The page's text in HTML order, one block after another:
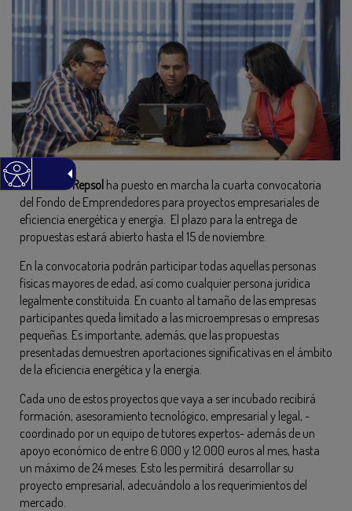
Fundación Repsol ha puesto en marcha la cuarta convocatoria
del Fondo de Emprendedores para proyectos empresariales de
eficiencia energética y energía. El plazo para la entrega de
propuestas estará abierto hasta el 15 de noviembre.
En la convocatoria podrán participar todas aquellas personas
físicas mayores de edad, así como cualquier persona jurídica
legalmente constituida. En cuanto al tamaño de las empresas
participantes queda limitado a las microempresas o empresas
pequeñas. Es importante, además, que las propuestas
presentadas demuestren aportaciones significativas en el ámbito
de la eficiencia energética y la energía.
Cada uno de estos proyectos que vaya a ser incubado recibirá
formación, asesoramiento tecnológico, empresarial y legal, -
coordinado por un equipo de tutores expertos- además de un
apoyo económico de entre 6.000 y 12.000 euros al mes, hasta
un máximo de 24 meses. Esto les permitirá desarrollar su
proyecto empresarial, adecuándolo a los requerimientos del
mercado.